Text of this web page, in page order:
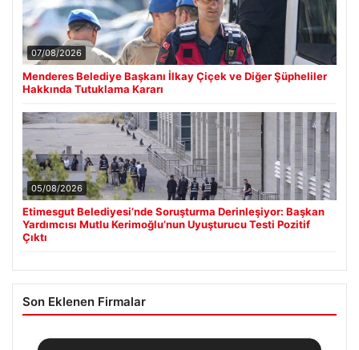
07/08/2026
Menderes Belediye Başkanı İlkay Çiçek ve Diğer Şüpheliler
Hakkında Tutuklama Kararı
05/08/2026
Etimesgut Belediyesi’nde Soruşturma Derinleşiyor: Başkan
Yardımcısı Mutlu Kerimoğlu’nun Uyuşturucu Testi Pozitif
Çıktı
Son Eklenen Firmalar